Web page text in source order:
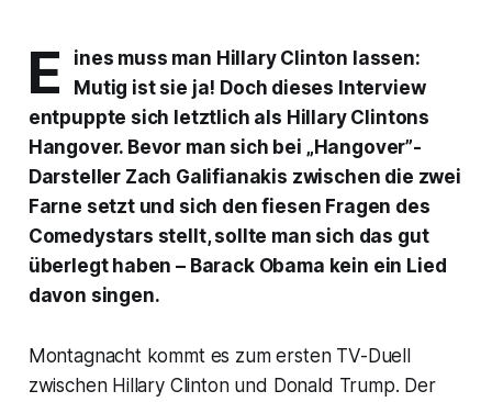
E
ines muss man Hillary Clinton lassen:
Mutig ist sie ja! Doch dieses Interview
entpuppte sich letztlich als Hillary Clintons
Hangover. Bevor man sich bei „Hangover”-
Darsteller Zach Galifianakis zwischen die zwei
Farne setzt und sich den fiesen Fragen des
Comedystars stellt, sollte man sich das gut
überlegt haben – Barack Obama kein ein Lied
davon singen.
Montagnacht kommt es zum ersten TV-Duell
zwischen Hillary Clinton und Donald Trump. Der